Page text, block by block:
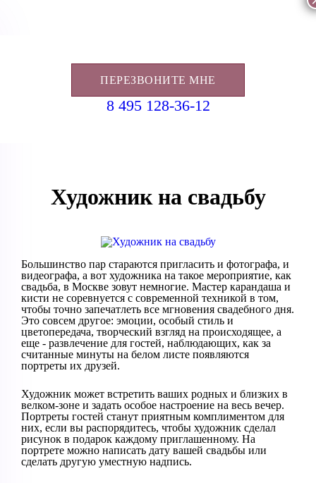
ПЕРЕЗВОНИТЕ МНЕ
8 495 128-36-12
Художник на свадьбу
Большинство пар стараются пригласить и фотографа, и
видеографа, а вот художника на такое мероприятие, как
свадьба, в Москве зовут немногие. Мастер карандаша и
кисти не соревнуется с современной техникой в том,
чтобы точно запечатлеть все мгновения свадебного дня.
Это совсем другое: эмоции, особый стиль и
цветопередача, творческий взгляд на происходящее, а
еще - развлечение для гостей, наблюдающих, как за
считанные минуты на белом листе появляются
портреты их друзей.
Художник может встретить ваших родных и близких в
велком-зоне и задать особое настроение на весь вечер.
Портреты гостей станут приятным комплиментом для
них, если вы распорядитесь, чтобы художник сделал
рисунок в подарок каждому приглашенному. На
портрете можно написать дату вашей свадьбы или
сделать другую уместную надпись.